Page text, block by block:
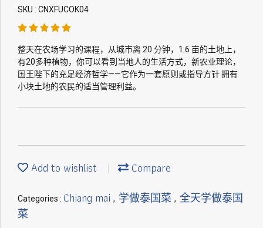
SKU : CNXFUCOK04
整天在农场学习的课程，从城市离 20 分钟，1.6 亩的土地上，
有20多种植物，你可以看到当地人的生活方式，新农业理论，
国王陛下的充足经济哲学——它作为一套原则或指导方针 拥有
小块土地的农民的适当管理利益。
Add to wishlist Compare
Categories : Chiang mai , 学做泰国菜 , 全天学做泰国
菜